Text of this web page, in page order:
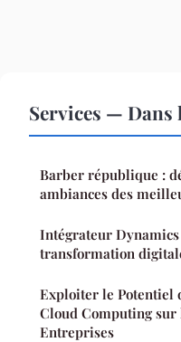
Services —
Barber république :
ambiances des
Intégrateur Dynamics
transformation
Exploiter le Potentiel
Cloud Computing sur
Entreprises